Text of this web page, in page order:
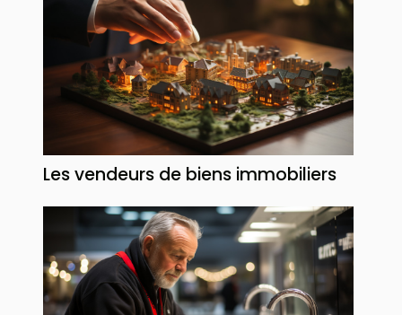
Les vendeurs de biens immobiliers